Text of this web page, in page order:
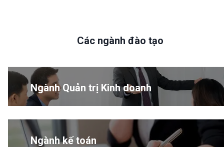
Các ngành đào tạo
Ngành Quản trị Kinh doanh
Ngành kế toán